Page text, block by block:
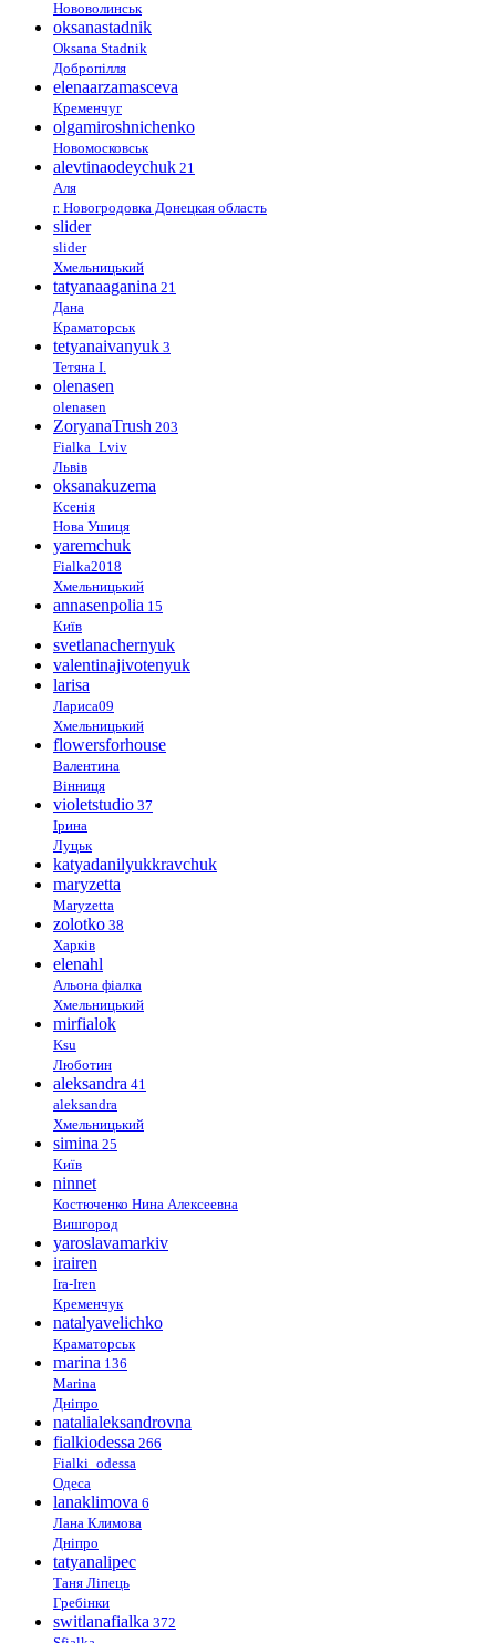
Нововолинськ
oksanastadnik
Oksana Stadnik
Добропілля
elenaarzamasceva
Кременчуг
olgamiroshnichenko
Новомосковськ
alevtinaodeychuk 21
Аля
г. Новогродовка Донецкая область
slider
slider
Хмельницький
tatyanaaganina 21
Дана
Краматорськ
tetyanaivanyuk 3
Тетяна І.
olenasen
olenasen
ZoryanaTrush 203
Fialka_Lviv
Львів
oksanakuzema
Ксенія
Нова Ушиця
yaremchuk
Fialka2018
Хмельницький
annasenpolia 15
Київ
svetlanachernyuk
valentinajivotenyuk
larisa
Лариса09
Хмельницький
flowersforhouse
Валентина
Вінниця
violetstudio 37
Ірина
Луцьк
katyadanilyukkravchuk
maryzetta
Maryzetta
zolotko 38
Харків
elenahl
Альона фіалка
Хмельницький
mirfialok
Ksu
Люботин
aleksandra 41
aleksandra
Хмельницький
simina 25
Київ
ninnet
Костюченко Нина Алексеевна
Вишгород
yaroslavamarkiv
irairen
Ira-Iren
Кременчук
natalyavelichko
Краматорськ
marina 136
Marina
Дніпро
natalialeksandrovna
fialkiodessa 266
Fialki_odessa
Одеса
lanaklimova 6
Лана Климова
Дніпро
tatyanalipec
Таня Ліпець
Гребінки
switlanafialka 372